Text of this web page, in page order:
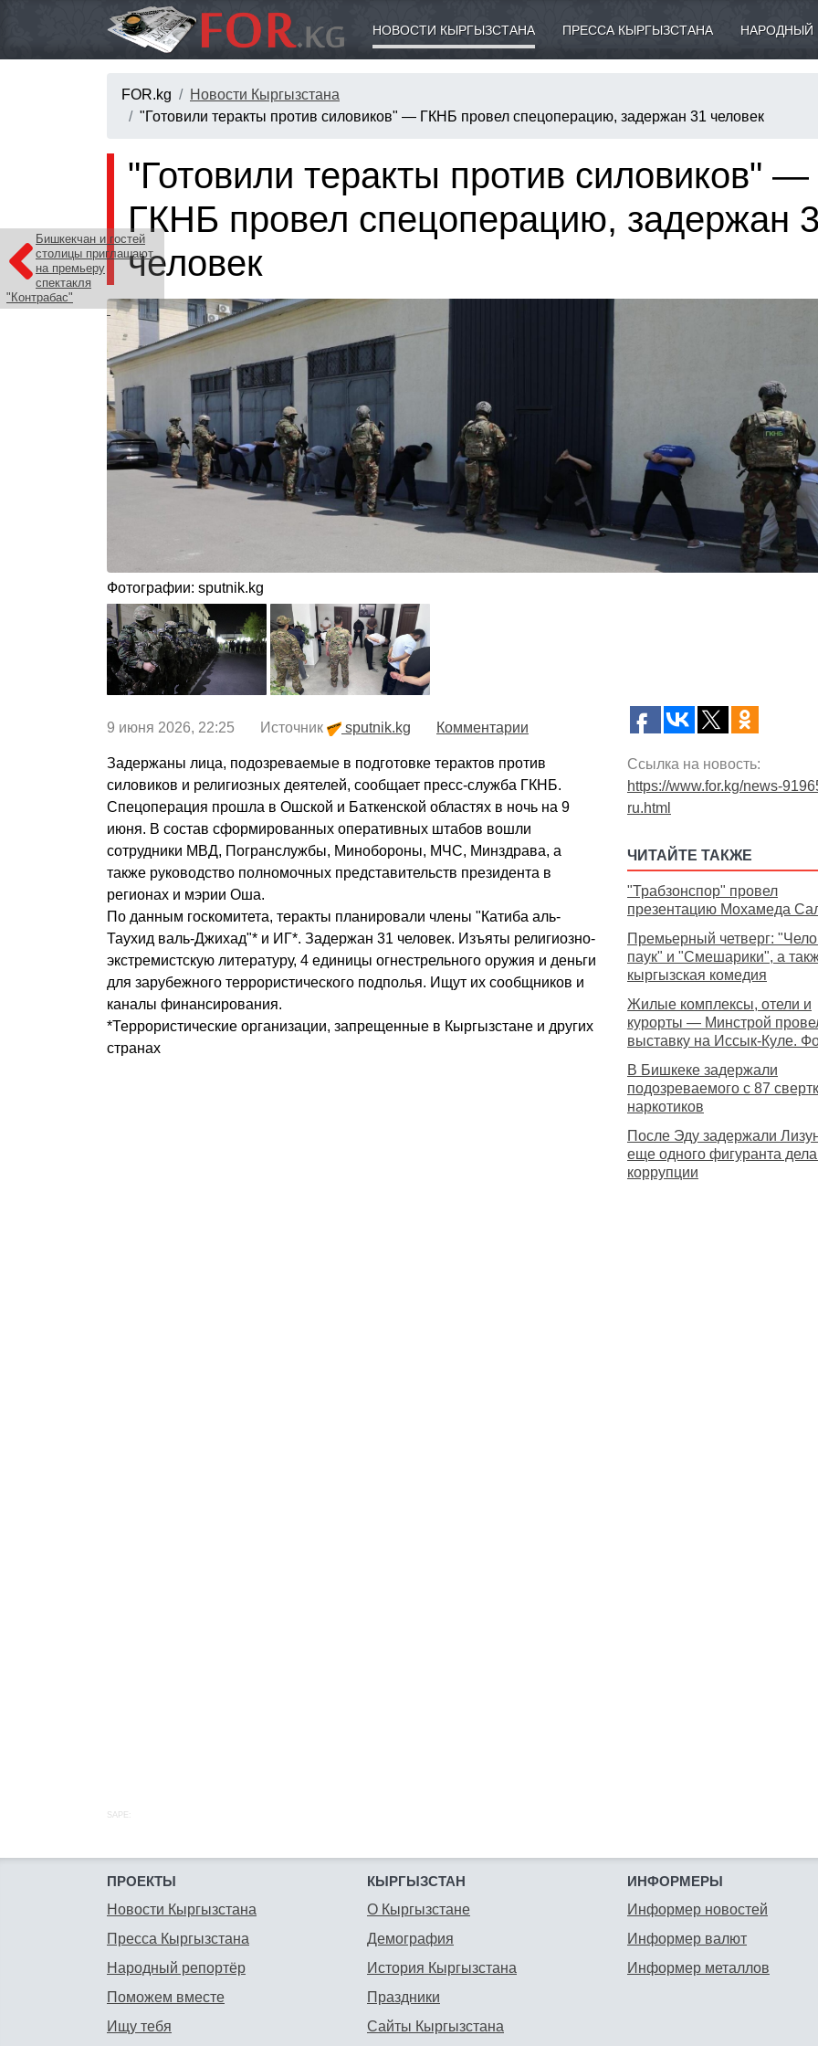
НОВОСТИ КЫРГЫЗСТАНА ПРЕССА КЫРГЫЗСТАНА НАРОДНЫЙ
FOR.kg
Новости Кыргызстана
"Готовили теракты против силовиков" — ГКНБ провел спецоперацию, задержан 31 человек
Бишкекчан и гостей
столицы приглашают
на премьеру
спектакля
"Контрабас"
"Готовили теракты против силовиков" —
ГКНБ провел спецоперацию, задержан
человек
Фотографии: sputnik.kg
9 июня 2026, 22:25 Источник sputnik.kg Комментарии
Задержаны лица, подозреваемые в подготовке терактов против
силовиков и религиозных деятелей, сообщает пресс-служба ГКНБ.
Спецоперация прошла в Ошской и Баткенской областях в ночь на 9
июня. В состав сформированных оперативных штабов вошли
сотрудники МВД, Погранслужбы, Минобороны, МЧС, Минздрава, а
также руководство полномочных представительств президента в
регионах и мэрии Оша.
По данным госкомитета, теракты планировали члены "Катиба аль-
Таухид валь-Джихад"* и ИГ*. Задержан 31 человек. Изъяты религиозно-
экстремистскую литературу, 4 единицы огнестрельного оружия и деньги
для зарубежного террористического подполья. Ищут их сообщников и
каналы финансирования.
*Террористические организации, запрещенные в Кыргызстане и других
странах
Ссылка на новость:
https://www.for.kg/news-
ru.html
ЧИТАЙТЕ ТАКЖЕ
"Трабзонспор" провел
презентацию Мохамеда
Премьерный четверг:
паук" и "Смешарики", а
кыргызская комедия
Жилые комплексы, отели и
курорты — Минстрой
выставку на Иссык-Куле.
В Бишкеке задержали
подозреваемого с 87
наркотиков
После Эду задержали
еще одного фигуранта
коррупции
SAPE:
ПРОЕКТЫ
Новости Кыргызстана
Пресса Кыргызстана
Народный репортёр
Поможем вместе
Ищу тебя
КЫРГЫЗСТАН
О Кыргызстане
Демография
История Кыргызстана
Праздники
Сайты Кыргызстана
ИНФОРМЕРЫ
Информер новостей
Информер валют
Информер металлов